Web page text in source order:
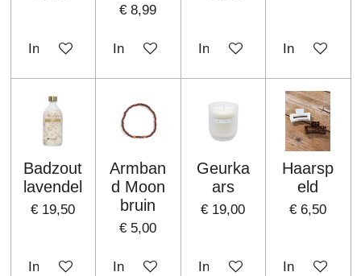
In winkelwagen
€ 8,99
In winkelwagenIn winkelwagenIn
Badzout
lavendel
€ 19,50
In winkelwagen
Armban
d Moon
bruin
€ 5,00
In winkelwagen
Geurka
ars
€ 19,00
In winkelwagen
Haarsp
eld
€ 6,50
In